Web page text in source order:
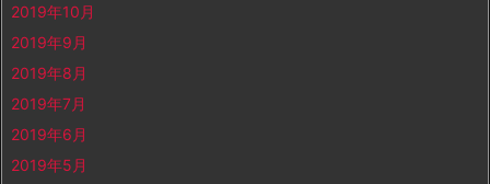
2019年10月
2019年9月
2019年8月
2019年7月
2019年6月
2019年5月